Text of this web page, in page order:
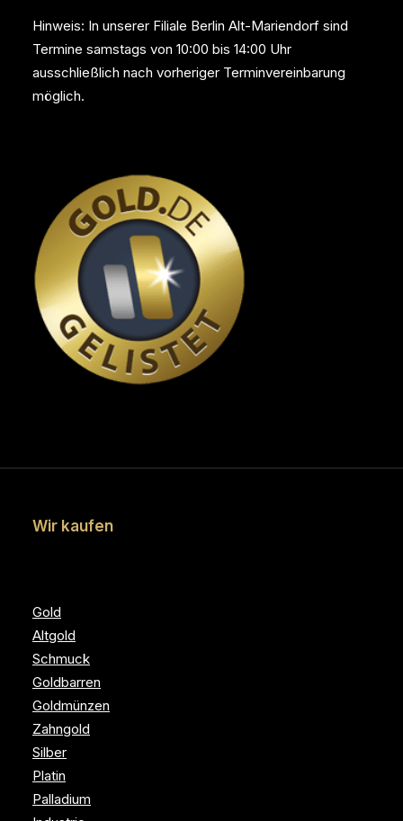
Hinweis: In unserer Filiale Berlin Alt-Mariendorf sind
Termine samstags von 10:00 bis 14:00 Uhr
ausschließlich nach vorheriger Terminvereinbarung
möglich.
Wir kaufen
Gold
Altgold
Schmuck
Goldbarren
Goldmünzen
Zahngold
Silber
Platin
Palladium